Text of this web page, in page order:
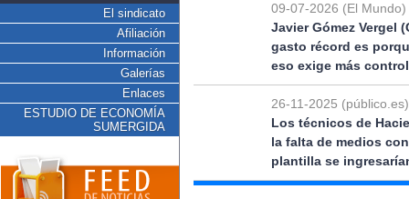
El sindicato
Afiliación
Información
Galerías
Enlaces
ESTUDIO DE ECONOMÍA
SUMERGIDA
09-07-2026 (El Mundo)
Javier Gómez Vergel
gasto récord es
eso exige más
26-11-2025 (público.es)
Los técnicos de
la falta de medios
plantilla se